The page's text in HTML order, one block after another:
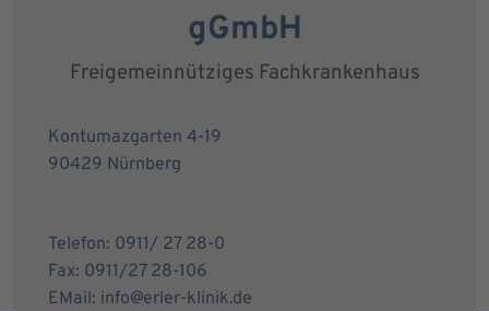
gGmbH
Freigemeinnütziges Fachkrankenhaus
Kontumazgarten 4-19
90429 Nürnberg
Telefon: 0911/ 27 28-0
Fax: 0911/27 28-106
EMail: info@erler-klinik.de